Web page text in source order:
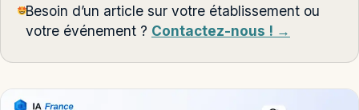
Besoin d’un article sur votre établissement ou
votre événement ? Contactez-nous ! →